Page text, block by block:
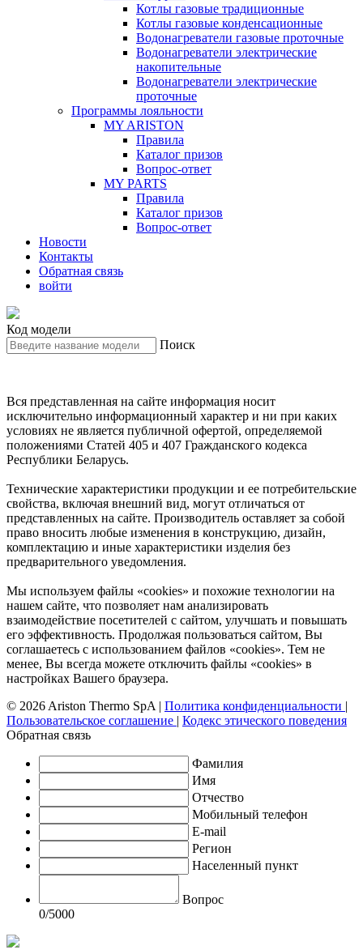
Котлы газовые традиционные
Котлы газовые конденсационные
Водонагреватели газовые проточные
Водонагреватели электрические
накопительные
Водонагреватели электрические
проточные
Программы лояльности
MY ARISTON
Правила
Каталог призов
Вопрос-ответ
MY PARTS
Правила
Каталог призов
Вопрос-ответ
Новости
Контакты
Обратная связь
войти
Код модели
Поиск
Вся представленная на сайте информация носит
исключительно информационный характер и ни при каких
условиях не является публичной офертой, определяемой
положениями Статей 405 и 407 Гражданского кодекса
Республики Беларусь.
Технические характеристики продукции и ее потребительские
свойства, включая внешний вид, могут отличаться от
представленных на сайте. Производитель оставляет за собой
право вносить любые изменения в конструкцию, дизайн,
комплектацию и иные характеристики изделия без
предварительного уведомления.
Мы используем файлы «cookies» и похожие технологии на
нашем сайте, что позволяет нам анализировать
взаимодействие посетителей с сайтом, улучшать и повышать
его эффективность. Продолжая пользоваться сайтом, Вы
соглашаетесь с использованием файлов «cookies». Тем не
менее, Вы всегда можете отключить файлы «cookies» в
настройках Вашего браузера.
© 2026 Ariston Thermo SpA | Политика конфиденциальности |
Пользовательское соглашение | Кодекс этического поведения
Обратная связь
Фамилия
Имя
Отчество
Мобильный телефон
E-mail
Регион
Населенный пункт
Вопрос
0/5000